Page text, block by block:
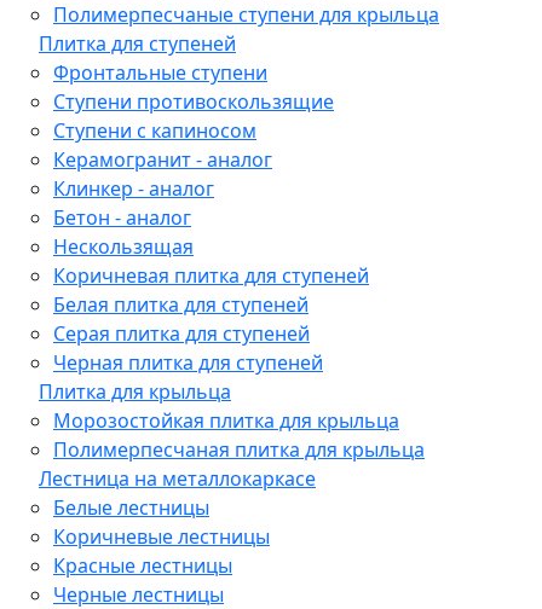
Полимерпесчаные ступени для крыльца
Плитка для ступеней
Фронтальные ступени
Ступени противоскользящие
Ступени с капиносом
Керамогранит - аналог
Клинкер - аналог
Бетон - аналог
Нескользящая
Коричневая плитка для ступеней
Белая плитка для ступеней
Серая плитка для ступеней
Черная плитка для ступеней
Плитка для крыльца
Морозостойкая плитка для крыльца
Полимерпесчаная плитка для крыльца
Лестница на металлокаркасе
Белые лестницы
Коричневые лестницы
Красные лестницы
Черные лестницы